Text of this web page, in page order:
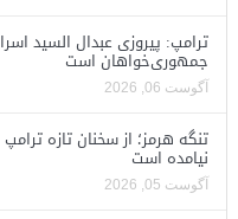
ترامپ: پیروزی عبدال السید
جمهوری‌خواهان است
آگوست 06, 2026
تنگه هرمز؛ از سخنان تازه
نیامده است
آگوست 05, 2026